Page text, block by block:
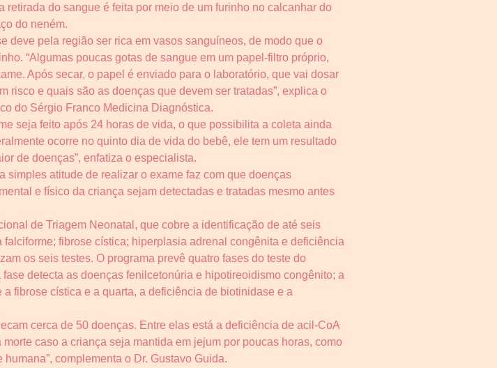
do sangue é feita por meio de um furinho no calcanhar do
do neném.
deve pela região ser rica em vasos sanguíneos, de modo que o
“Algumas poucas gotas de sangue em um papel-filtro próprio,
Após secar, o papel é enviado para o laboratório, que vai dosar
risco e quais são as doenças que devem ser tratadas”, explica o
do Sérgio Franco Medicina Diagnóstica.
seja feito após 24 horas de vida, o que possibilita a coleta ainda
ocorre no quinto dia de vida do bebê, ele tem um resultado
de doenças”, enfatiza o especialista.
simples atitude de realizar o exame faz com que doenças
e físico da criança sejam detectadas e tratadas mesmo antes
de Triagem Neonatal, que cobre a identificação de até seis
fibrose cística; hiperplasia adrenal congênita e deficiência
os seis testes. O programa prevê quatro fases do teste do
detecta as doenças fenilcetonúria e hipotireoidismo congênito; a
fibrose cística e a quarta, a deficiência de biotinidase e a
cerca de 50 doenças. Entre elas está a deficiência de acil-CoA
caso a criança seja mantida em jejum por poucas horas, como
complementa o Dr. Gustavo Guida.